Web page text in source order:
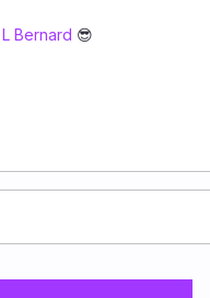
Bernard 😎